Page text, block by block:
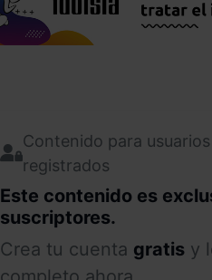
Contenido para usuarios
registrados
Este contenido es
suscriptores.
Crea tu cuenta gratis y